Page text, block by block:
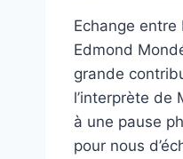
Echange
Edmond
grande
l’interprète de
à une pause
pour nous